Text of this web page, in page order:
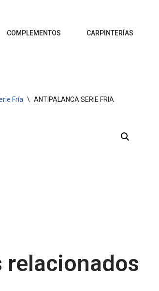
COMPLEMENTOS CARPINTERÍAS
Fría \ ANTIPALANCA SERIE FRIA
relacionados